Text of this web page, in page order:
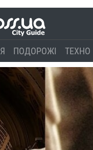
ПОДОРОЖІ ТЕХНО